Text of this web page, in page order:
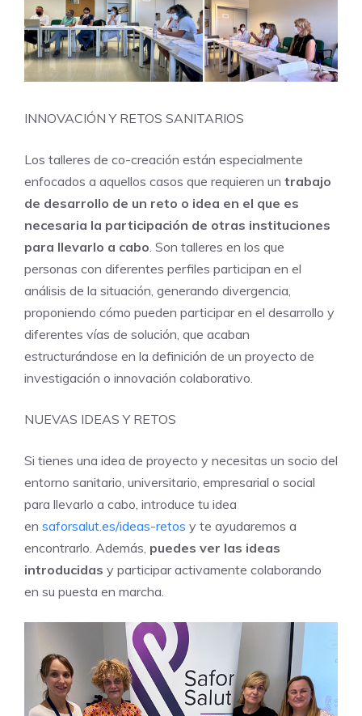
INNOVACIÓN Y RETOS SANITARIOS
Los talleres de co-creación están especialmente
enfocados a aquellos casos que requieren un trabajo
de desarrollo de un reto o idea en el que es
necesaria la participación de otras instituciones
para llevarlo a cabo. Son talleres en los que
personas con diferentes perfiles participan en el
análisis de la situación, generando divergencia,
proponiendo cómo pueden participar en el desarrollo y
diferentes vías de solución, que acaban
estructurándose en la definición de un proyecto de
investigación o innovación colaborativo.
NUEVAS IDEAS Y RETOS
Si tienes una idea de proyecto y necesitas un socio del
entorno sanitario, universitario, empresarial o social
para llevarlo a cabo, introduce tu idea
en saforsalut.es/ideas-retos y te ayudaremos a
encontrarlo. Además, puedes ver las ideas
introducidas y participar activamente colaborando
en su puesta en marcha.